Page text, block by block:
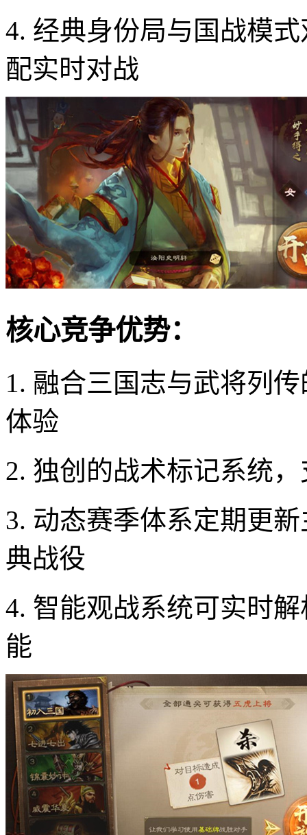
4. 经典身份局与国战模
配实时对战
核心竞争优势：
1. 融合三国志与武将列
体验
2. 独创的战术标记系统
3. 动态赛季体系定期更
典战役
4. 智能观战系统可实时
能